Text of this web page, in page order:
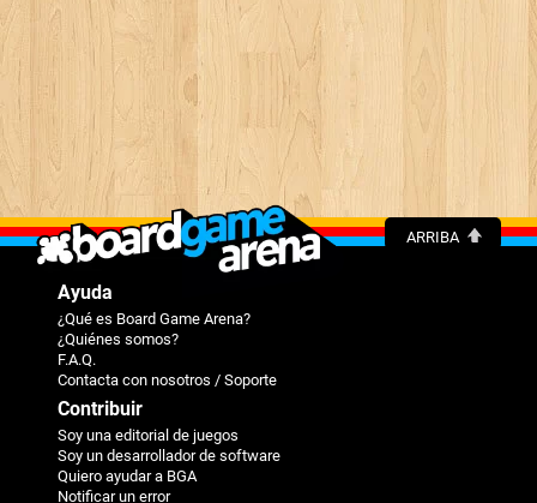
ARRIBA
Ayuda
¿Qué es Board Game Arena?
¿Quiénes somos?
F.A.Q.
Contacta con nosotros / Soporte
Contribuir
Soy una editorial de juegos
Soy un desarrollador de software
Quiero ayudar a BGA
Notificar un error